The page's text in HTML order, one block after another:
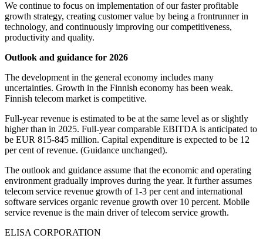
We continue to focus on implementation of our faster profitable
growth strategy, creating customer value by being a frontrunner in
technology, and continuously improving our competitiveness,
productivity and quality.
Outlook and guidance for 2026
The development in the general economy includes many
uncertainties. Growth in the Finnish economy has been weak.
Finnish telecom market is competitive.
Full-year revenue is estimated to be at the same level as or slightly
higher than in 2025. Full-year comparable EBITDA is anticipated to
be EUR 815-845 million. Capital expenditure is expected to be 12
per cent of revenue. (Guidance unchanged).
The outlook and guidance assume that the economic and operating
environment gradually improves during the year. It further assumes
telecom service revenue growth of 1-3 per cent and international
software services organic revenue growth over 10 percent. Mobile
service revenue is the main driver of telecom service growth.
ELISA CORPORATION